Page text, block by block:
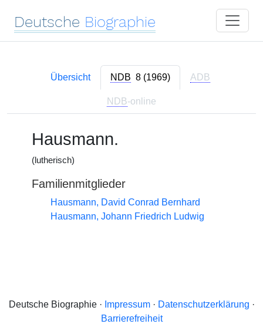
Deutsche Biographie
Übersicht NDB 8 (1969) ADB
NDB-online
Hausmann.
(lutherisch)
Familienmitglieder
Hausmann, David Conrad Bernhard
Hausmann, Johann Friedrich Ludwig
Deutsche Biographie · Impressum· Datenschutzerklärung ·
Barrierefreiheit